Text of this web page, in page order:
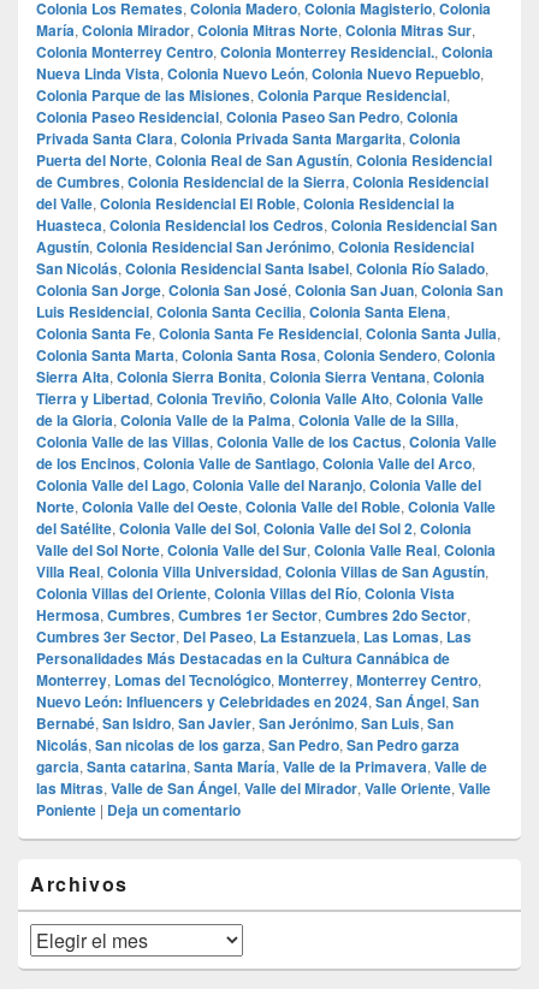
Colonia Los Remates, Colonia Madero, Colonia Magisterio, Colonia
María, Colonia Mirador, Colonia Mitras Norte, Colonia Mitras Sur,
Colonia Monterrey Centro, Colonia Monterrey Residencial., Colonia
Nueva Linda Vista, Colonia Nuevo León, Colonia Nuevo Repueblo,
Colonia Parque de las Misiones, Colonia Parque Residencial,
Colonia Paseo Residencial, Colonia Paseo San Pedro, Colonia
Privada Santa Clara, Colonia Privada Santa Margarita, Colonia
Puerta del Norte, Colonia Real de San Agustín, Colonia Residencial
de Cumbres, Colonia Residencial de la Sierra, Colonia Residencial
del Valle, Colonia Residencial El Roble, Colonia Residencial la
Huasteca, Colonia Residencial los Cedros, Colonia Residencial San
Agustín, Colonia Residencial San Jerónimo, Colonia Residencial
San Nicolás, Colonia Residencial Santa Isabel, Colonia Río Salado,
Colonia San Jorge, Colonia San José, Colonia San Juan, Colonia San
Luis Residencial, Colonia Santa Cecilia, Colonia Santa Elena,
Colonia Santa Fe, Colonia Santa Fe Residencial, Colonia Santa Julia,
Colonia Santa Marta, Colonia Santa Rosa, Colonia Sendero, Colonia
Sierra Alta, Colonia Sierra Bonita, Colonia Sierra Ventana, Colonia
Tierra y Libertad, Colonia Treviño, Colonia Valle Alto, Colonia Valle
de la Gloria, Colonia Valle de la Palma, Colonia Valle de la Silla,
Colonia Valle de las Villas, Colonia Valle de los Cactus, Colonia Valle
de los Encinos, Colonia Valle de Santiago, Colonia Valle del Arco,
Colonia Valle del Lago, Colonia Valle del Naranjo, Colonia Valle del
Norte, Colonia Valle del Oeste, Colonia Valle del Roble, Colonia Valle
del Satélite, Colonia Valle del Sol, Colonia Valle del Sol 2, Colonia
Valle del Sol Norte, Colonia Valle del Sur, Colonia Valle Real, Colonia
Villa Real, Colonia Villa Universidad, Colonia Villas de San Agustín,
Colonia Villas del Oriente, Colonia Villas del Río, Colonia Vista
Hermosa, Cumbres, Cumbres 1er Sector, Cumbres 2do Sector,
Cumbres 3er Sector, Del Paseo, La Estanzuela, Las Lomas, Las
Personalidades Más Destacadas en la Cultura Cannábica de
Monterrey, Lomas del Tecnológico, Monterrey, Monterrey Centro,
Nuevo León: Influencers y Celebridades en 2024, San Ángel, San
Bernabé, San Isidro, San Javier, San Jerónimo, San Luis, San
Nicolás, San nicolas de los garza, San Pedro, San Pedro garza
garcia, Santa catarina, Santa María, Valle de la Primavera, Valle de
las Mitras, Valle de San Ángel, Valle del Mirador, Valle Oriente, Valle
Poniente | Deja un comentario
área
de
widget
barra
lateral
Archivos
Archivos